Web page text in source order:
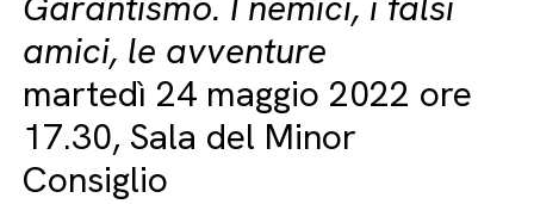
amici, le avventure
martedì 24 maggio 2022 ore
17.30, Sala del Minor
Consiglio